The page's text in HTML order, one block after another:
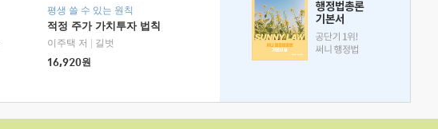
평생 쓸 수 있는 원칙
적정 주가 가치투자 법칙
이주택 저
길벗
16,920원